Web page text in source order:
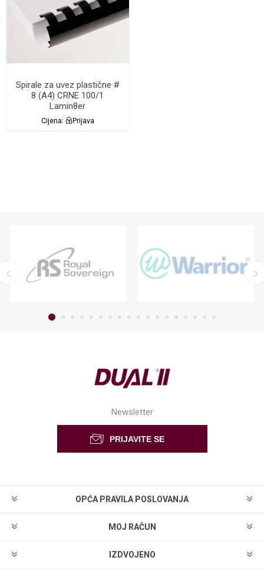
Spirale za uvez plastične #
8 (A4) CRNE 100/1
Lamin8er
Cijena: Prijava
Newsletter
OPĆA PRAVILA POSLOVANJA
MOJ RAČUN
IZDVOJENO